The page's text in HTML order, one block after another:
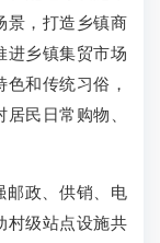
景，打造乡镇商
进乡镇集贸市场
和传统习俗，
民日常购物、
邮政、供销、电
村级站点设施共